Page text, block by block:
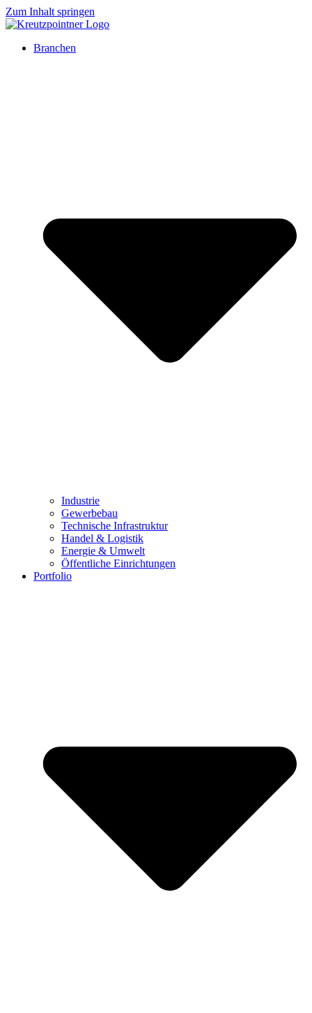
Zum Inhalt springen
Branchen
Industrie
Gewerbebau
Technische Infrastruktur
Handel & Logistik
Energie & Umwelt
Öffentliche Einrichtungen
Portfolio